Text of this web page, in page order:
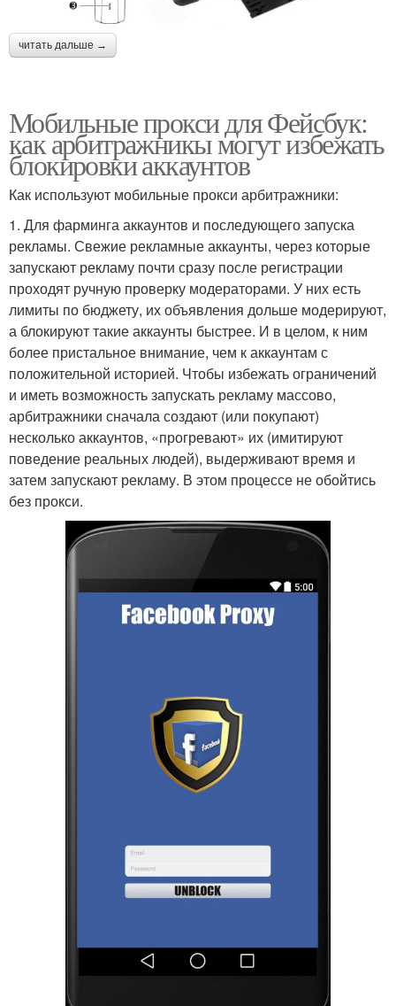
читать дальше →
Мобильные прокси для Фейсбук:
как арбитражникы могут избежать
блокировки аккаунтов
Как используют мобильные прокси арбитражники:
1. Для фарминга аккаунтов и последующего запуска
рекламы. Свежие рекламные аккаунты, через которые
запускают рекламу почти сразу после регистрации
проходят ручную проверку модераторами. У них есть
лимиты по бюджету, их объявления дольше модерируют,
а блокируют такие аккаунты быстрее. И в целом, к ним
более пристальное внимание, чем к аккаунтам с
положительной историей. Чтобы избежать ограничений
и иметь возможность запускать рекламу массово,
арбитражники сначала создают (или покупают)
несколько аккаунтов, «прогревают» их (имитируют
поведение реальных людей), выдерживают время и
затем запускают рекламу. В этом процессе не обойтись
без прокси.